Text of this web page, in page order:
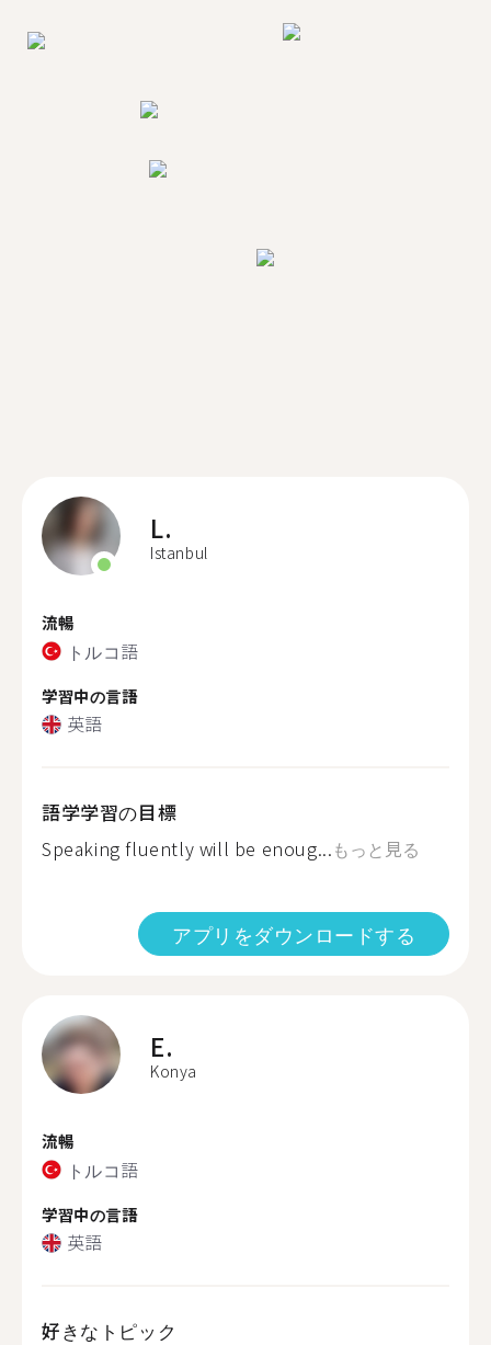
L.
Istanbul
流暢
トルコ語
学習中の言語
英語
語学学習の目標
Speaking fluently will be enoug...もっと見る
アプリをダウンロードする
E.
Konya
流暢
トルコ語
学習中の言語
英語
好きなトピック